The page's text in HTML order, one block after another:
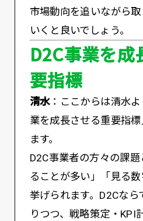
市場動向を追いながら
いくと良いでしょう。
D2C事業を
要指標
清水：ここからは清水
業を成長させる重要指
ます。
D2C事業者の方々の課
ることが多い」「見る
挙げられます。D2Cな
りつつ、戦略策定・KPI